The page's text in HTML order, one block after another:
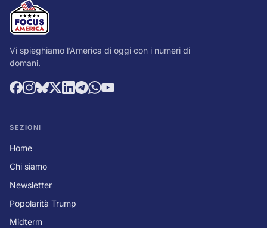
Vi spieghiamo l’America di oggi con i numeri di
domani.
SEZIONI
Home
Chi siamo
Newsletter
Popolarità Trump
Midterm